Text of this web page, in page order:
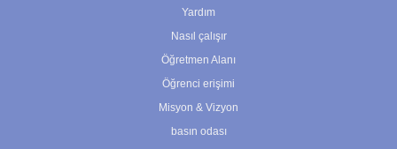
Yardım
Nasıl çalışır
Öğretmen Alanı
Öğrenci erişimi
Misyon & Vizyon
basın odası